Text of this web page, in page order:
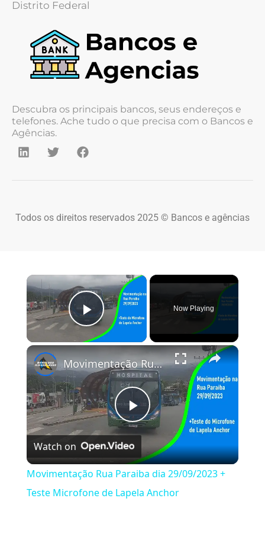
Distrito Federal
Descubra os principais bancos, seus endereços e
telefones. Ache tudo o que precisa com o Bancos e
Agências.
Todos os direitos reservados 2025 © Bancos e agências
×
Play Video
Now Playing
×
Play Video
Movimentação Rua Paraiba dia 29/09/2023 + Teste Microfone de Lapela Anchor
Watch on
Movimentação Rua Paraiba dia 29/09/2023 +
Teste Microfone de Lapela Anchor